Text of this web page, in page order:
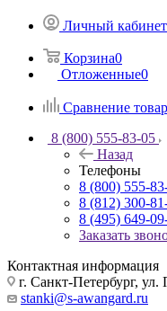
Личный кабинет
Корзина0
Отложенные0
Сравнение
8 (800) 555-83-05
Назад
Телефоны
8 (800) 555-
8 (812) 300-
8 (495) 649-
Заказать
Контактная информация
г. Санкт-Петербург,
stanki@s-awangard.ru